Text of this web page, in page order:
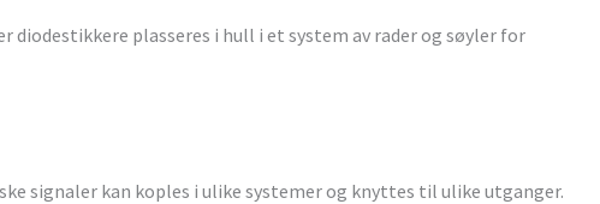
diodestikkere plasseres i hull i et system av rader og søyler for
signaler kan koples i ulike systemer og knyttes til ulike utganger.